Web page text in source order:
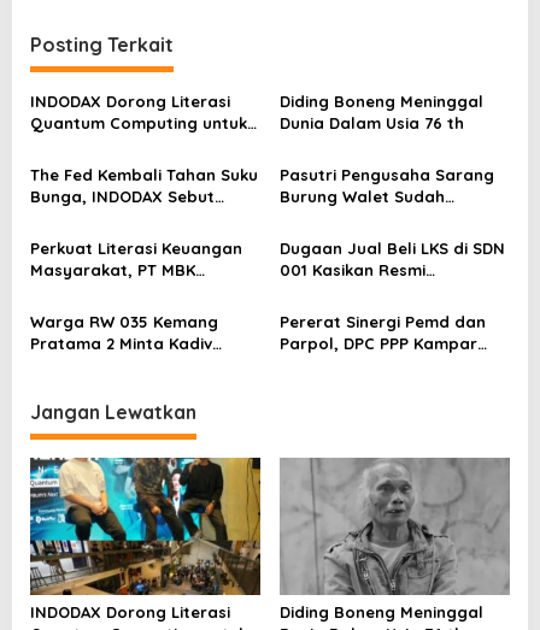
a
s
i
o
s
Posting Terkait
INDODAX Dorong Literasi
Quantum Computing untuk
Blockchain
Diding Boneng Meninggal
Dunia Dalam Usia 76 th
The Fed Kembali Tahan Suku
Bunga, INDODAX Sebut
Sentimen Pasar
Pasutri Pengusaha Sarang
Burung Walet Sudah
Pelapor Desak Polda Jambi
Segera Lakukan Penahanan
Perkuat Literasi Keuangan
Masyarakat, PT MBK
Karpet Masjid di Pakuhaji
Dugaan Jual Beli LKS di SDN
001 Kasikan Resmi
Kampar, Pemred – Pimum
Metroterkini.id Desak Usut
Kasus Ini
Warga RW 035 Kemang
Pratama 2 Minta Kadiv
Metro Bekasi Kota
Pererat Sinergi Pemd dan
Parpol, DPC PPP Kampar
Jangan Lewatkan
INDODAX Dorong Literasi
Diding Boneng Meninggal